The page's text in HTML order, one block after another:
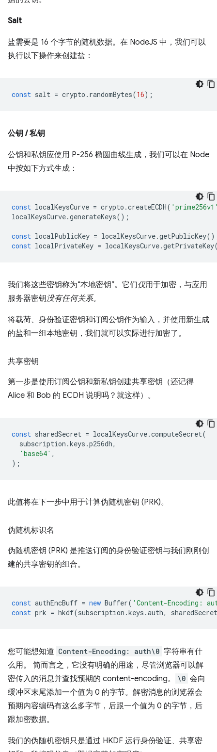
Salt
盐需要是 16 个字节的随机数据。在 NodeJS 中，我们可以
执行以下操作来创建盐：
const salt = crypto . randomBytes(16);
公钥 / 私钥
公钥和私钥应使用 P-256 椭圆曲线生成，我们可以在 Node
中按如下方式生成：
const localKeysCurve = crypto .createECDH(
localKeysCurve.generateKeys();
const localPublicKey = localKeysCurve.getPublicKey
const localPrivateKey = localKeysCurve.getPrivateKey
我们将这些密钥称为“本地密钥”。它们仅用于加密，与应用
服务器密钥没有任何关系。
将载荷、身份验证密钥和订阅公钥作为输入，并使用新生成
的盐和一组本地密钥，我们就可以实际进行加密了。
共享密钥
第一步是使用订阅公钥和新私钥创建共享密钥（还记得
Alice 和 Bob 的 ECDH 说明吗？就这样）。
const sharedSecret = localKeysCurve.computeSecret(
subscription .keys .p256dh,
'base64' ,
);
此值将在下一步中用于计算伪随机密钥 (PRK)。
伪随机标识名
伪随机密钥 (PRK) 是推送订阅的身份验证密钥与我们刚刚创
建的共享密钥的组合。
const authEncBuff = new Buffer( 'Content-Encoding:
const prk = hkdf(subscription .keys .auth, sharedSecret
您可能想知道 Content-Encoding: auth\0 字符串有什
么用。 简而言之，它没有明确的用途，尽管浏览器可以解
密传入的消息并查找预期的 content-encoding。
\0 会向
缓冲区末尾添加一个值为 0 的字节。解密消息的浏览器会
预期内容编码有这么多字节，后跟一个值为 0 的字节，后
跟加密数据。
我们的伪随机密钥只是通过 HKDF 运行身份验证、共享密